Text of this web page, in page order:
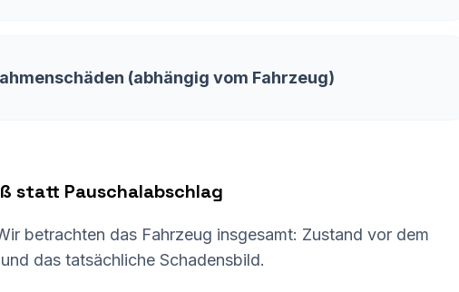
(abhängig vom Fahrzeug)
statt Pauschalabschlag
betrachten das Fahrzeug insgesamt: Zustand vor dem
das tatsächliche Schadensbild.